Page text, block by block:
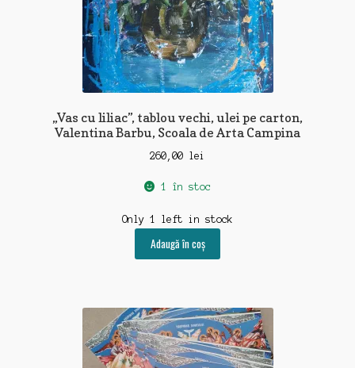
„Vas cu liliac”, tablou vechi, ulei pe carton,
Valentina Barbu, Scoala de Arta Campina
260,00 lei
1 în stoc
Only 1 left in stock
Adaugă în coș